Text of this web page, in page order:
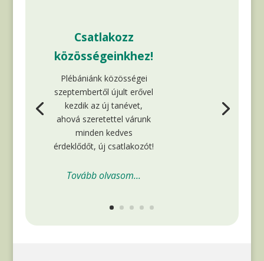
Csatlakozz
közösségeinkhez!
Plébániánk közösségei
szeptembertől újult erővel
kezdik az új tanévet,
ahová szeretettel várunk
minden kedves
érdeklődőt, új csatlakozót!
Tovább olvasom...